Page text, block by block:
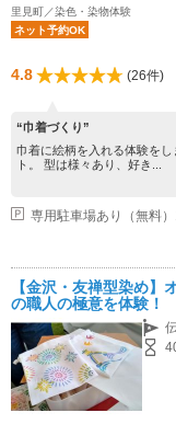
里見町／染色・染物体験
ネット予約OK
4.8 (26件)
“巾着づくり”
巾着に絵柄を入れる体験を
ト。 型は様々あり、好き...
【金沢・友禅型染め】
の職人の極意を体験！